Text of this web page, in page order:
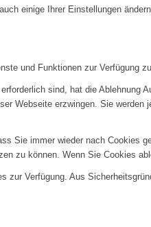
einige Ihrer Einstellungen
und Funktionen zur Verfügung
sind, hat die
Webseite erzwingen. Sie
Sie immer wieder nach Cookies
zu können. Wenn Sie Cookies
Verfügung. Aus